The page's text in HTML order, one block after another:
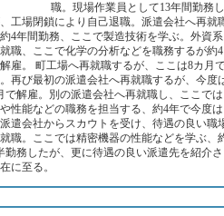
職。現場作業員として13年間勤務し
工場閉鎖により自己退職。派遣会社へ再就
4年間勤務、ここで製造技術を学ぶ。外資系
職、ここで化学の分析などを職務するが約4
雇。 町工場へ再就職するが、ここは8カ月
再び最初の派遣会社へ再就職するが、今度
で解雇。別の派遣会社へ再就職し、ここでは
性能などの職務を担当する、約4年で今度は
遣会社からスカウトを受け、待遇の良い職
職。ここでは精密機器の性能などを学ぶ、
勤務したが、更に待遇の良い派遣先を紹介さ
に至る。